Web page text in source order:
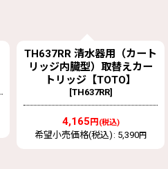
TH637RR 清水器用（カート
リッジ内臓型）取替えカー
トリッジ【TOTO】
[TH637RR]
4,165 円 (税込)
希望小売価格(税込) : 5,390円